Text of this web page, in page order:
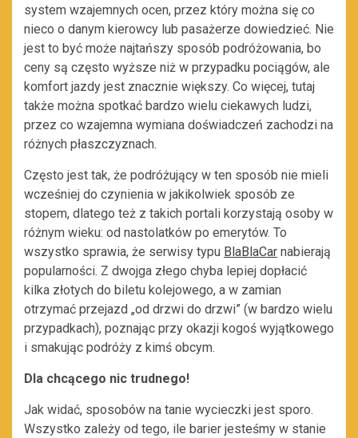
system wzajemnych ocen, przez który można się co
nieco o danym kierowcy lub pasażerze dowiedzieć. Nie
jest to być może najtańszy sposób podróżowania, bo
ceny są często wyższe niż w przypadku pociągów, ale
komfort jazdy jest znacznie większy. Co więcej, tutaj
także można spotkać bardzo wielu ciekawych ludzi,
przez co wzajemna wymiana doświadczeń zachodzi na
różnych płaszczyznach.
Często jest tak, że podróżujący w ten sposób nie mieli
wcześniej do czynienia w jakikolwiek sposób ze
stopem, dlatego też z takich portali korzystają osoby w
różnym wieku: od nastolatków po emerytów. To
wszystko sprawia, że serwisy typu BlaBlaCar nabierają
popularności. Z dwojga złego chyba lepiej dopłacić
kilka złotych do biletu kolejowego, a w zamian
otrzymać przejazd „od drzwi do drzwi” (w bardzo wielu
przypadkach), poznając przy okazji kogoś wyjątkowego
i smakując podróży z kimś obcym.
Dla chcącego nic trudnego!
Jak widać, sposobów na tanie wycieczki jest sporo.
Wszystko zależy od tego, ile barier jesteśmy w stanie